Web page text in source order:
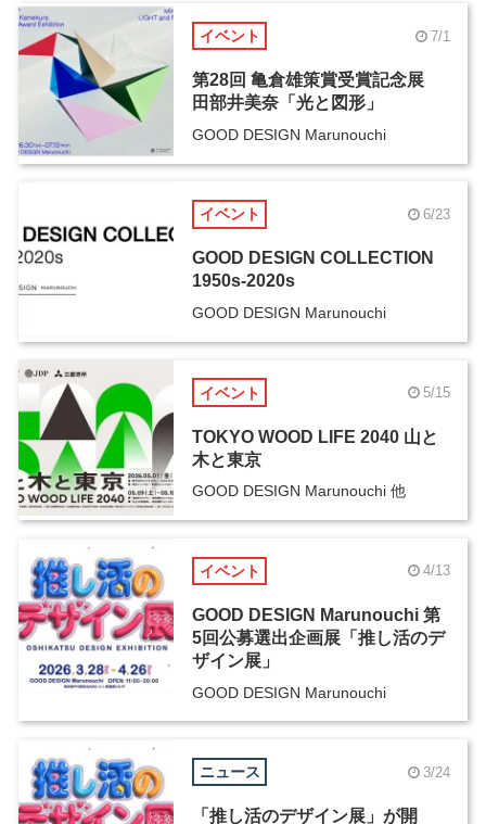
イベント 7/1
第28回 亀倉雄策賞受賞記念展
田部井美奈「光と図形」
GOOD DESIGN Marunouchi
イベント 6/23
GOOD DESIGN COLLECTION
1950s-2020s
GOOD DESIGN Marunouchi
イベント 5/15
TOKYO WOOD LIFE 2040 山と
木と東京
GOOD DESIGN Marunouchi 他
イベント 4/13
GOOD DESIGN Marunouchi 第
5回公募選出企画展「推し活のデ
ザイン展」
GOOD DESIGN Marunouchi
ニュース 3/24
「推し活のデザイン展」が開